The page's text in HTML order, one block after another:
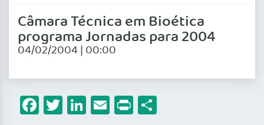
Câmara Técnica em Bioética
programa Jornadas para 2004
04/02/2004 | 00:00
Facebook
Twitter
LinkedIn
Email
Print